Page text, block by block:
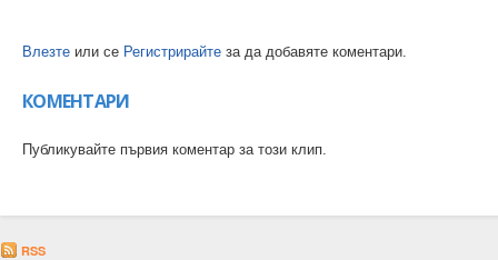
Влезте или се Регистрирайте за да добавяте коментари.
КОМЕНТАРИ
Публикувайте първия коментар за този клип.
RSS